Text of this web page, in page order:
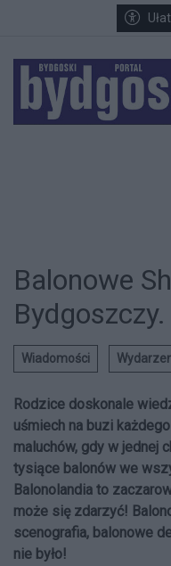
Przejdź do głównych treści
Przejdź do wyszukiwarki
Przejdź do głównego menu
Balonowe
Wiadomości
Rodzice doskonale
uśmiech na buzi
maluchów, gdy w jednej
tysiące balonów we
Balonolandia to
może się zdarzyć!
scenografia, balonowe
nie było!